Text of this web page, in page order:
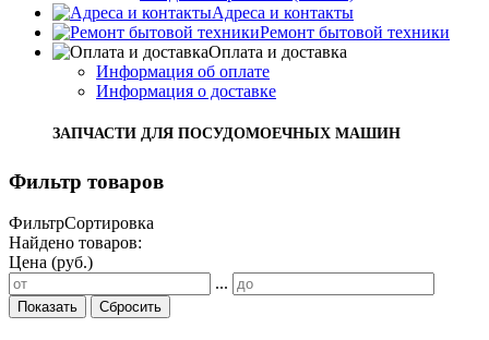
Адреса и контакты
Ремонт бытовой техники
Оплата и доставка
Информация об оплате
Информация о доставке
ЗАПЧАСТИ ДЛЯ ПОСУДОМОЕЧНЫХ МАШИН
Фильтр товаров
ФильтрСортировка
Найдено товаров:
Цена (руб.)
...
Показать Сбросить